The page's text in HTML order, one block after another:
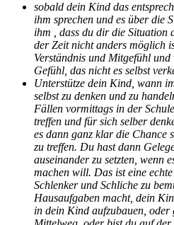
sobald dein Kind das
ihm sprechen und es über die
ihm , dass du dir die Situation
der Zeit nicht anders möglich
Verständnis und Mitgefühl
Gefühl, das nicht es selbst
Unterstütze dein Kind, wann
selbst zu denken und zu
Fällen vormittags in der
treffen und für sich selber
es dann ganz klar die Chance
zu treffen. Du hast dann
auseinander zu setzten, wenn
machen will. Das ist eine
Schlenker und Schliche zu
Hausaufgaben macht, dein
in dein Kind aufzubauen, oder